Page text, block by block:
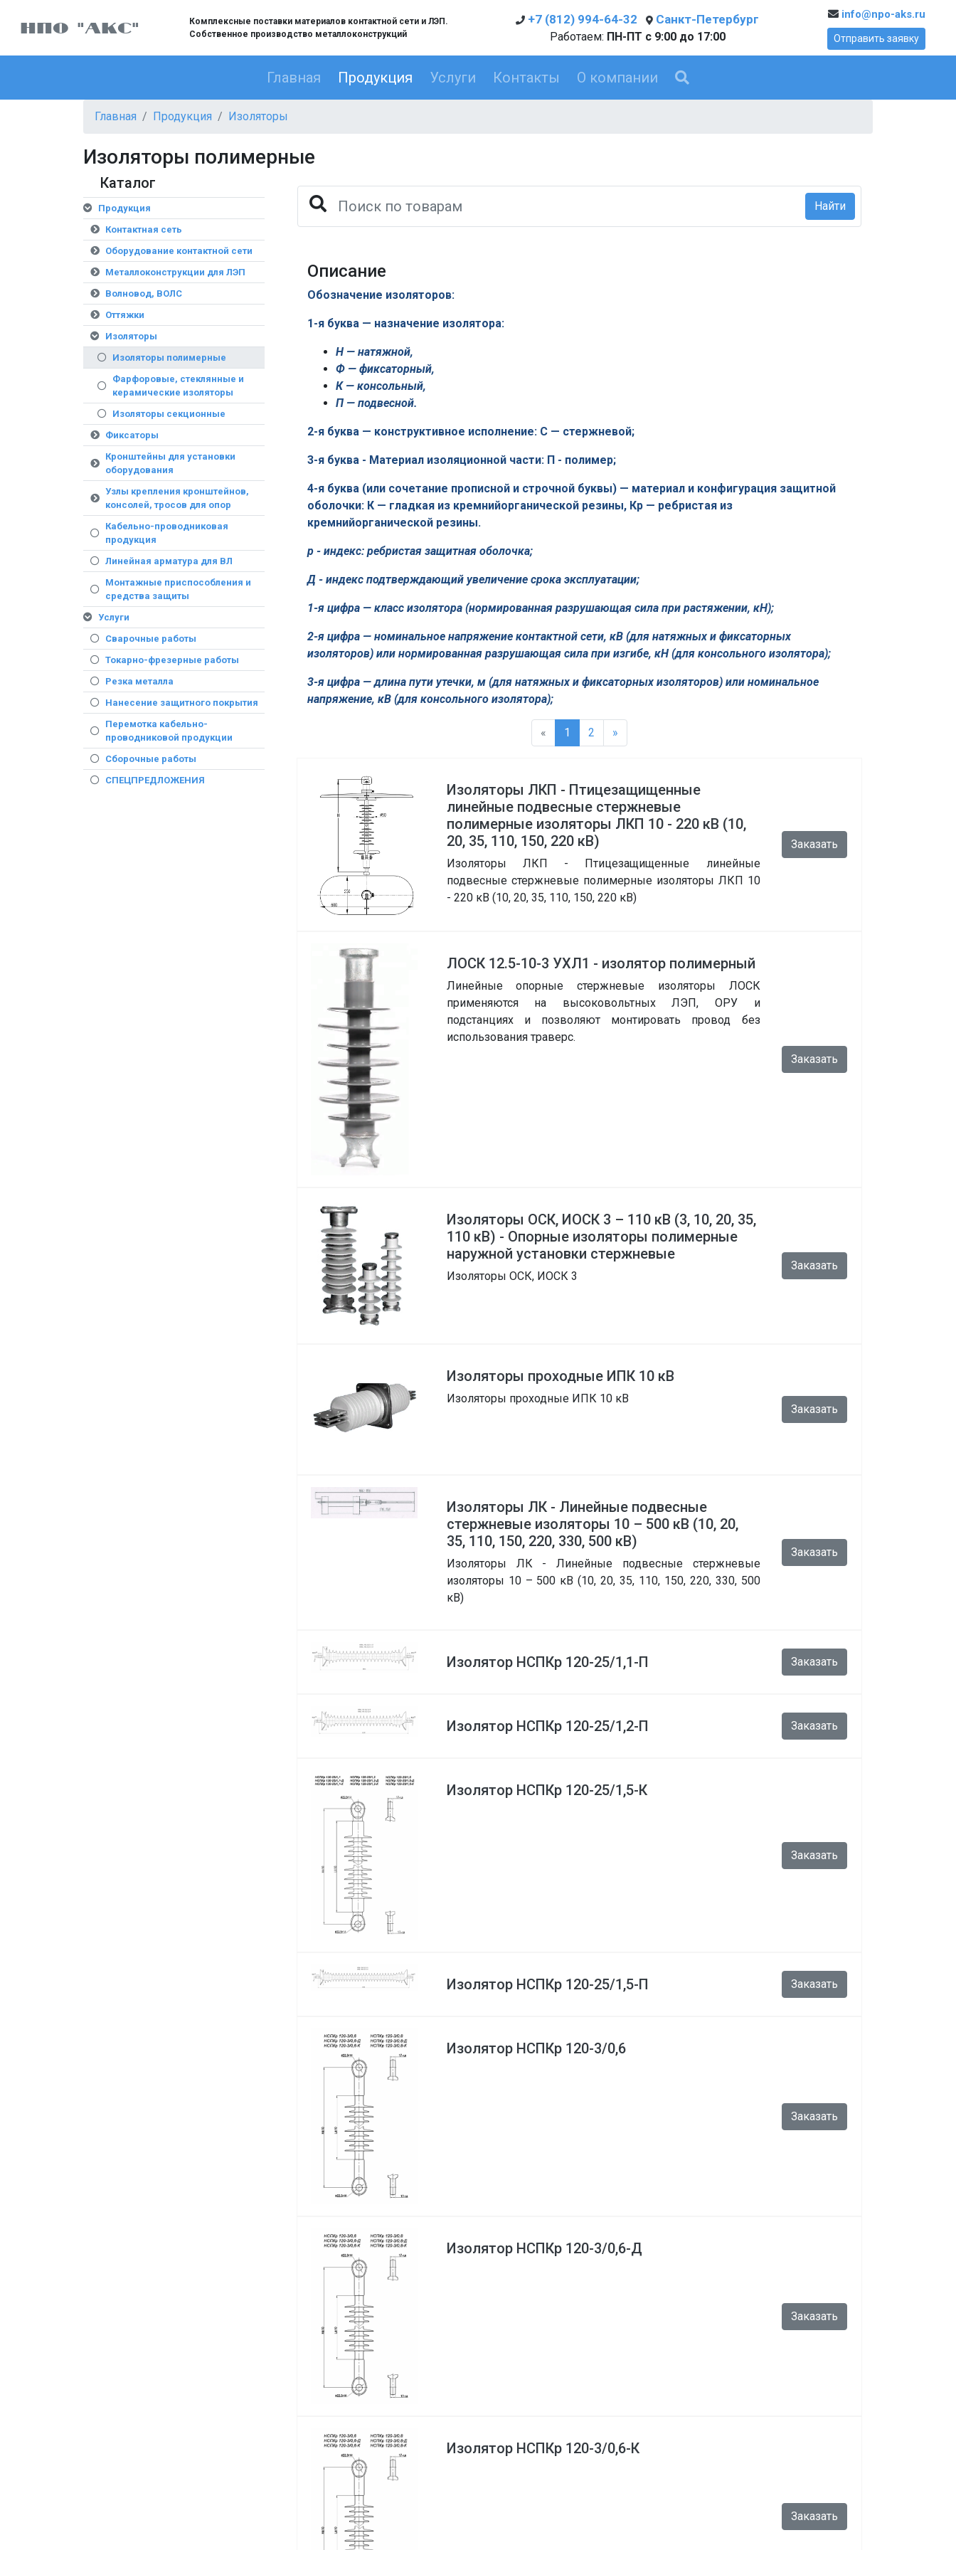
НПО "АКС"
Комплексные поставки материалов контактной сети и ЛЭП.
Собственное производство металлоконструкций
+7 (812) 994-64-32 Санкт-Петербург
Работаем: ПН-ПТ с 9:00 до 17:00
info@npo-aks.ru
Отправить заявку
Главная Продукция Услуги Контакты О компании
Главная Продукция Изоляторы
Изоляторы полимерные
Каталог
Продукция
Контактная сеть
Оборудование контактной сети
Металлоконструкции для ЛЭП
Волновод, ВОЛС
Оттяжки
Изоляторы
Изоляторы полимерные
Фарфоровые, стеклянные и
керамические изоляторы
Изоляторы секционные
Фиксаторы
Кронштейны для установки
оборудования
Узлы крепления кронштейнов,
консолей, тросов для опор
Кабельно-проводниковая
продукция
Линейная арматура для ВЛ
Монтажные приспособления и
средства защиты
Услуги
Сварочные работы
Токарно-фрезерные работы
Резка металла
Нанесение защитного покрытия
Перемотка кабельно-
проводниковой продукции
Сборочные работы
СПЕЦПРЕДЛОЖЕНИЯ
Найти
Описание
Обозначение изоляторов:
1-я буква — назначение изолятора:
Н — натяжной,
Ф — фиксаторный,
К — консольный,
П — подвесной.
2-я буква — конструктивное исполнение: С — стержневой;
3-я буква - Материал изоляционной части: П - полимер;
4-я буква (или сочетание прописной и строчной буквы) — ма­териал и конфигурация защитной
оболочки: К — гладкая из кремнийорганической резины, Кр — ребристая из
кремнийорганической резины.
р - индекс: ребристая защитная оболочка;
Д - индекс подтверждающий увеличение срока эксплуатации;
1-я цифра — класс изолятора (нормированная разрушающая сила при растяжении, кН);
2-я цифра — номинальное напряжение контактной сети, кВ (для натяжных и фиксаторных
изоляторов) или нормированная разрушаю­щая сила при изгибе, кН (для консольного изолятора);
3-я цифра — длина пути утечки, м (для натяжных и фиксатор­ных изоляторов) или номинальное
напряжение, кВ (для консольного изо­лятора);
« 1 2 »
Изоляторы ЛКП - Птицезащищенные
линейные подвесные стержневые
полимерные изоляторы ЛКП 10 - 220 кВ (10,
20, 35, 110, 150, 220 кВ)
Изоляторы ЛКП - Птицезащищенные линейные
подвесные стержневые полимерные изоляторы ЛКП 10
- 220 кВ (10, 20, 35, 110, 150, 220 кВ)
Заказать
ЛОСК 12.5-10-3 УХЛ1 - изолятор полимерный
Линейные опорные стержневые изоляторы ЛОСК
применяются на высоковольтных ЛЭП, ОРУ и
подстанциях и позволяют монтировать провод без
использования траверс.
Заказать
Изоляторы ОСК, ИОСК 3 – 110 кВ (3, 10, 20, 35,
110 кВ) - Опорные изоляторы полимерные
наружной установки стержневые
Изоляторы ОСК, ИОСК 3
Заказать
Изоляторы проходные ИПК 10 кВ
Изоляторы проходные ИПК 10 кВ
Заказать
Изоляторы ЛК - Линейные подвесные
стержневые изоляторы 10 – 500 кВ (10, 20,
35, 110, 150, 220, 330, 500 кВ)
Изоляторы ЛК - Линейные подвесные стержневые
изоляторы 10 – 500 кВ (10, 20, 35, 110, 150, 220, 330, 500
кВ)
Заказать
Изолятор НСПКр 120-25/1,1-П Заказать
Изолятор НСПКр 120-25/1,2-П Заказать
Изолятор НСПКр 120-25/1,5-К
Заказать
Изолятор НСПКр 120-25/1,5-П Заказать
Изолятор НСПКр 120-3/0,6
Заказать
Изолятор НСПКр 120-3/0,6-Д
Заказать
Изолятор НСПКр 120-3/0,6-К
Заказать